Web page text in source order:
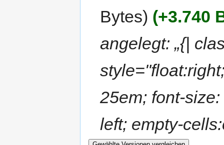
Bytes) (+3.740
angelegt: „{|
25em; font-
left; empty-